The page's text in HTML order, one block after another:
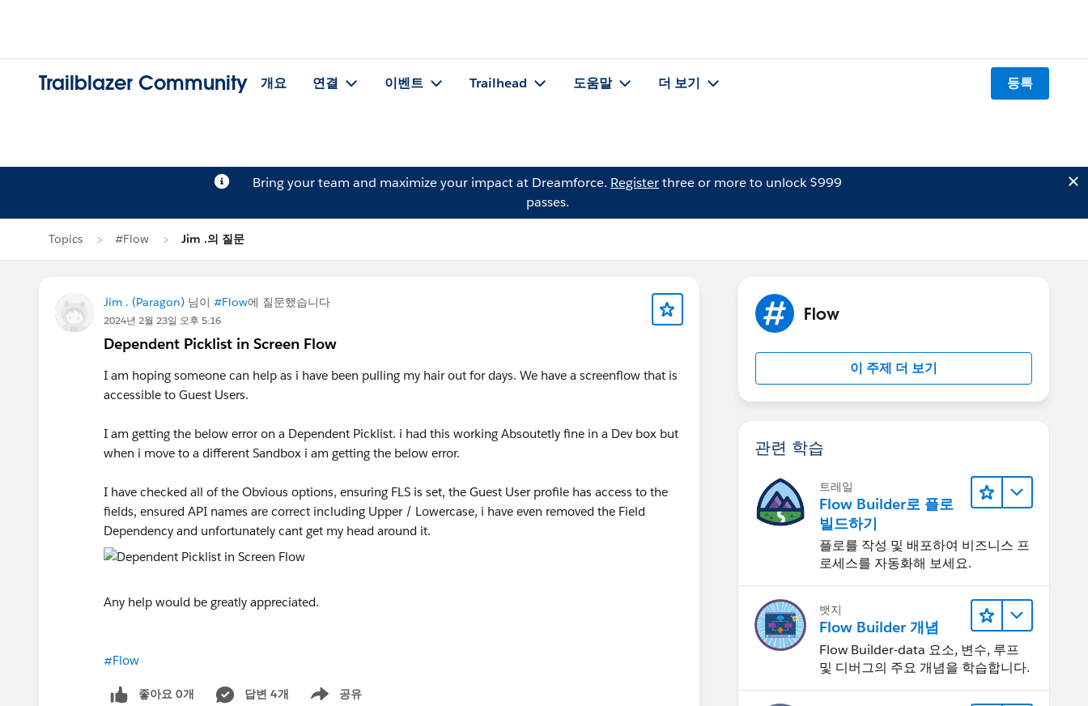
Trailblazer Community 개요 연결 이벤트 Trailhead 도움말 더 보기 등록
Bring your team and maximize your impact at Dreamforce. Registerthree or more to unlock $999
passes.
Topics #Flow Jim .의 질문
Jim . (Paragon) 님이 #Flow에 질문했습니다
2024년 2월 23일 오후 5:16
Dependent Picklist in Screen Flow
I am hoping someone can help as i have been pulling my hair out for days. We have a screenflow that is
accessible to Guest Users.
I am getting the below error on a Dependent Picklist. i had this working Absoutetly fine in a Dev box but
when i move to a different Sandbox i am getting the below error.
I have checked all of the Obvious options, ensuring FLS is set, the Guest User profile has access to the
fields, ensured API names are correct including Upper / Lowercase, i have even removed the Field
Dependency and unfortunately cant get my head around it.
Any help would be greatly appreciated.
#Flow
좋아요 0개 답변 4개 공유
Show menu
Flow
이 주제 더 보기
관련 학습
트레일
Flow Builder로 플로
빌드하기
플로를 작성 및 배포하여 비즈니스 프
로세스를 자동화해 보세요.
뱃지
Flow Builder 개념
Flow Builder-data 요소, 변수, 루프
및 디버그의 주요 개념을 학습합니다.